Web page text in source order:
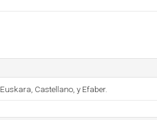
Euskara, Castellano, y Efaber.